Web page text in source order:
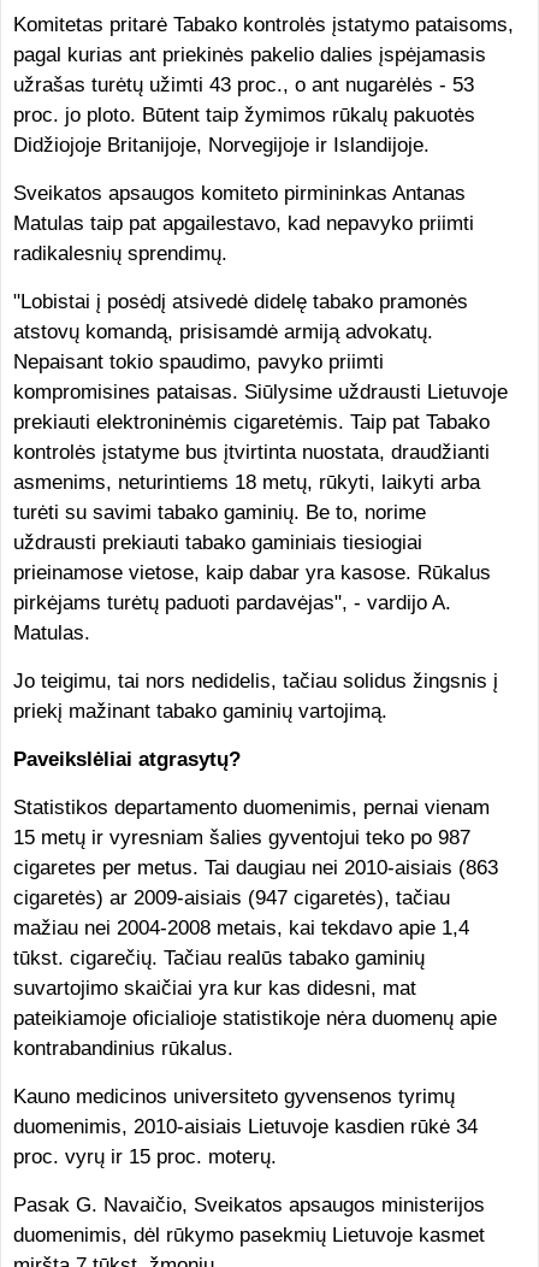
Komitetas pritarė Tabako kontrolės įstatymo pataisoms,
pagal kurias ant priekinės pakelio dalies įspėjamasis
užrašas turėtų užimti 43 proc., o ant nugarėlės - 53
proc. jo ploto. Būtent taip žymimos rūkalų pakuotės
Didžiojoje Britanijoje, Norvegijoje ir Islandijoje.
Sveikatos apsaugos komiteto pirmininkas Antanas
Matulas taip pat apgailestavo, kad nepavyko priimti
radikalesnių sprendimų.
"Lobistai į posėdį atsivedė didelę tabako pramonės
atstovų komandą, prisisamdė armiją advokatų.
Nepaisant tokio spaudimo, pavyko priimti
kompromisines pataisas. Siūlysime uždrausti Lietuvoje
prekiauti elektroninėmis cigaretėmis. Taip pat Tabako
kontrolės įstatyme bus įtvirtinta nuostata, draudžianti
asmenims, neturintiems 18 metų, rūkyti, laikyti arba
turėti su savimi tabako gaminių. Be to, norime
uždrausti prekiauti tabako gaminiais tiesiogiai
prieinamose vietose, kaip dabar yra kasose. Rūkalus
pirkėjams turėtų paduoti pardavėjas", - vardijo A.
Matulas.
Jo teigimu, tai nors nedidelis, tačiau solidus žingsnis į
priekį mažinant tabako gaminių vartojimą.
Paveikslėliai atgrasytų?
Statistikos departamento duomenimis, pernai vienam
15 metų ir vyresniam šalies gyventojui teko po 987
cigaretes per metus. Tai daugiau nei 2010-aisiais (863
cigaretės) ar 2009-aisiais (947 cigaretės), tačiau
mažiau nei 2004-2008 metais, kai tekdavo apie 1,4
tūkst. cigarečių. Tačiau realūs tabako gaminių
suvartojimo skaičiai yra kur kas didesni, mat
pateikiamoje oficialioje statistikoje nėra duomenų apie
kontrabandinius rūkalus.
Kauno medicinos universiteto gyvensenos tyrimų
duomenimis, 2010-aisiais Lietuvoje kasdien rūkė 34
proc. vyrų ir 15 proc. moterų.
Pasak G. Navaičio, Sveikatos apsaugos ministerijos
duomenimis, dėl rūkymo pasekmių Lietuvoje kasmet